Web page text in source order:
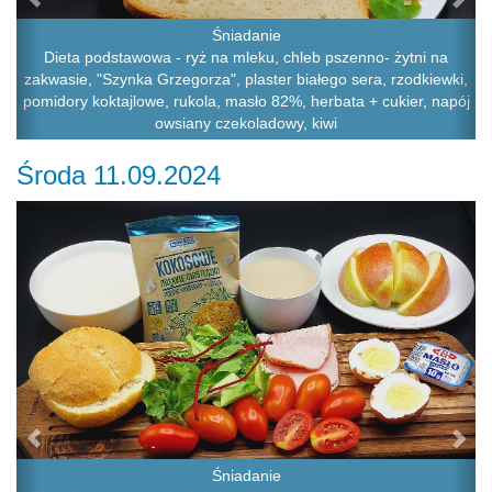
Śniadanie
Dieta podstawowa - ryż na mleku, chleb pszenno- żytni na
zakwasie, "Szynka Grzegorza", plaster białego sera, rzodkiewki,
pomidory koktajlowe, rukola, masło 82%, herbata + cukier, napój
owsiany czekoladowy, kiwi
Środa 11.09.2024
Śniadanie